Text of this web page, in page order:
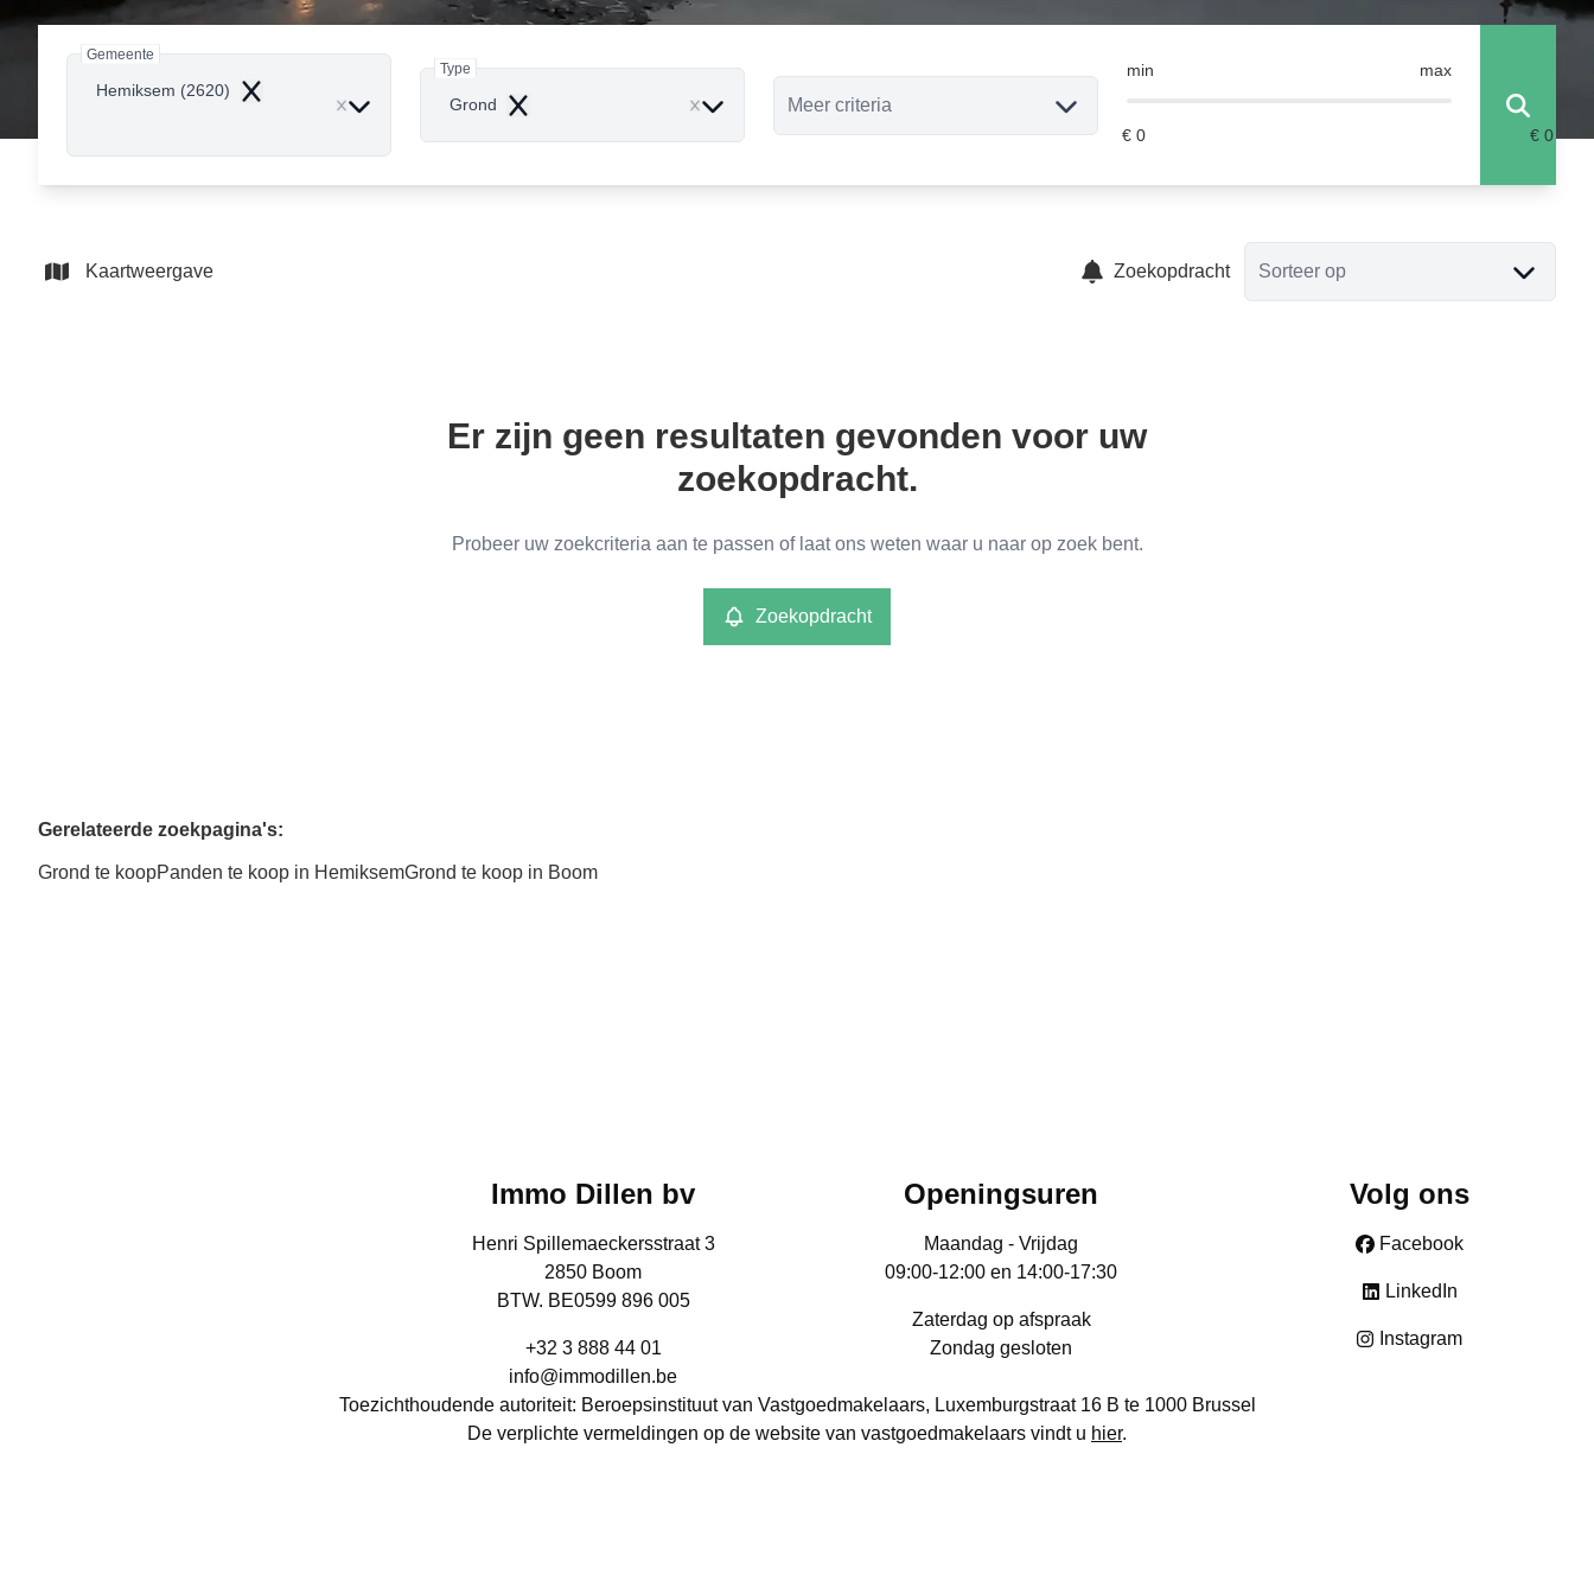
Gemeente
Hemiksem (2620)
Remove
Type
Grond
Remove
Meer criteria
min max
Kaartweergave Zoekopdracht Sorteer op
Er zijn geen resultaten gevonden voor uw
zoekopdracht.
Probeer uw zoekcriteria aan te passen of laat ons weten waar u naar op zoek bent.
Zoekopdracht
Gerelateerde zoekpagina's:
Grond te koopPanden te koop in HemiksemGrond te koop in Boom
Immo Dillen bv
Henri Spillemaeckersstraat 3
2850 Boom
BTW. BE0599 896 005
+32 3 888 44 01
info@immodillen.be
Openingsuren
Maandag - Vrijdag
09:00-12:00 en 14:00-17:30
Zaterdag op afspraak
Zondag gesloten
Volg ons
Facebook
LinkedIn
Instagram
Toezichthoudende autoriteit: Beroepsinstituut van Vastgoedmakelaars, Luxemburgstraat 16 B te 1000 Brussel
De verplichte vermeldingen op de website van vastgoedmakelaars vindt u hier.